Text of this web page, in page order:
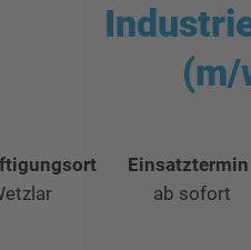
(m/
Einsatztermin
ab sofort